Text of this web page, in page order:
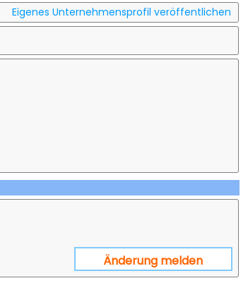
Eigenes Unternehmensprofil veröffentlichen
Änderung melden